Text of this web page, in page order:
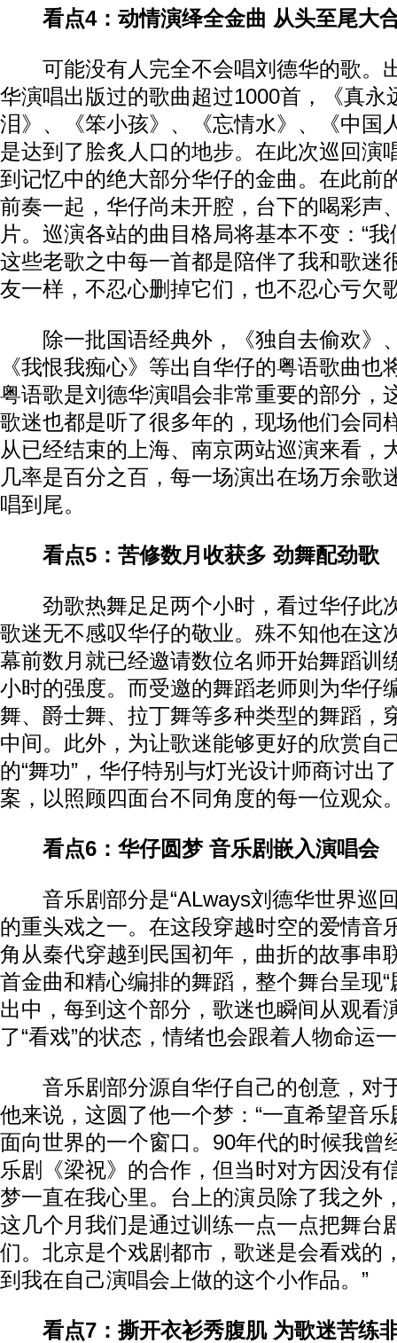
看点4：动情演绎全金曲 从头至尾大
可能没有人完全不会唱刘德华的歌。
华演唱出版过的歌曲超过1000首，《真永
泪》、《笨小孩》、《忘情水》、《中国
是达到了脍炙人口的地步。在此次巡回演
到记忆中的绝大部分华仔的金曲。在此前
前奏一起，华仔尚未开腔，台下的喝彩声
片。巡演各站的曲目格局将基本不变：“
这些老歌之中每一首都是陪伴了我和歌迷
友一样，不忍心删掉它们，也不忍心亏欠
除一批国语经典外，《独自去偷欢》
《我恨我痴心》等出自华仔的粤语歌曲也
粤语歌是刘德华演唱会非常重要的部分，
歌迷也都是听了很多年的，现场他们会同
从已经结束的上海、南京两站巡演来看，
几率是百分之百，每一场演出在场万余歌
唱到尾。
看点5：苦修数月收获多 劲舞配劲歌
劲歌热舞足足两个小时，看过华仔此
歌迷无不感叹华仔的敬业。殊不知他在这
幕前数月就已经邀请数位名师开始舞蹈训
小时的强度。而受邀的舞蹈老师则为华仔
舞、爵士舞、拉丁舞等多种类型的舞蹈，
中间。此外，为让歌迷能够更好的欣赏自
的“舞功”，华仔特别与灯光设计师商讨出
案，以照顾四面台不同角度的每一位观众
看点6：华仔圆梦 音乐剧嵌入演唱会
音乐剧部分是“ALways刘德华世界巡回
的重头戏之一。在这段穿越时空的爱情音
角从秦代穿越到民国初年，曲折的故事串
首金曲和精心编排的舞蹈，整个舞台呈现“
出中，每到这个部分，歌迷也瞬间从观看
了“看戏”的状态，情绪也会跟着人物命运
音乐剧部分源自华仔自己的创意，对
他来说，这圆了他一个梦：“一直希望音
面向世界的一个窗口。90年代的时候我曾
乐剧《梁祝》的合作，但当时对方因没有
梦一直在我心里。台上的演员除了我之外
这几个月我们是通过训练一点一点把舞台
们。北京是个戏剧都市，歌迷是会看戏的
到我在自己演唱会上做的这个小作品。”
看点7：撕开衣衫秀腹肌 为歌迷苦练